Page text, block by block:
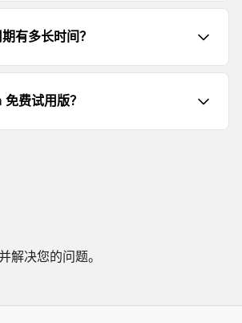
有多长时间？
费试用版？
解决您的问题。